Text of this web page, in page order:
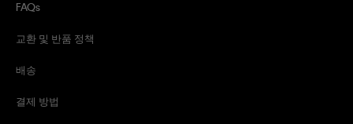
FAQs
교환 및 반품 정책
배송
결제 방법